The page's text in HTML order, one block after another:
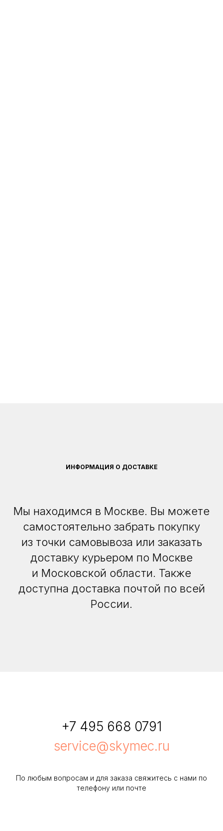
ИНФОРМАЦИЯ О ДОСТАВКЕ
Мы находимся в Москве. Вы можете
самостоятельно забрать покупку
из точки самовывоза или заказать
доставку курьером по Москве
и Московской области. Также
доступна доставка почтой по всей
России.
+7 495 668 0791
service@skymec.ru
По любым вопросам и для заказа свяжитесь с нами по
телефону или почте